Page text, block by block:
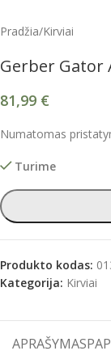
Pradžia/Kirviai
Gerber Gator
81,99 €
Numatomas
Turime
Produkto kodas:
Kategorija: Kirviai
APRAŠYMAS